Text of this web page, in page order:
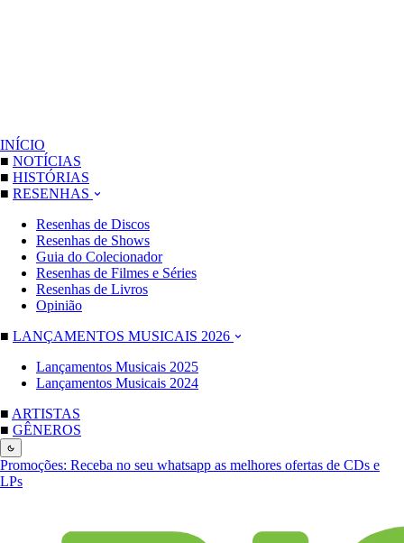
INÍCIO
■ NOTÍCIAS
■ HISTÓRIAS
■ RESENHAS
Resenhas de Discos
Resenhas de Shows
Guia do Colecionador
Resenhas de Filmes e Séries
Resenhas de Livros
Opinião
■ LANÇAMENTOS MUSICAIS 2026
Lançamentos Musicais 2025
Lançamentos Musicais 2024
■ ARTISTAS
■ GÊNEROS
Promoções: Receba no seu whatsapp as melhores ofertas de CDs e
LPs